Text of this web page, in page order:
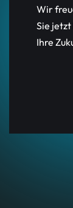
Wir
Sie
Ihre